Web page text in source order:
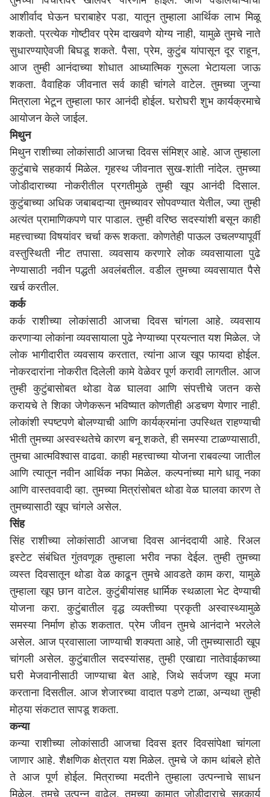
आशीर्वाद घेऊन घराबाहेर पडा, यातून तुम्हाला आर्थिक लाभ मिळू
शकतो. प्रत्येक गोष्टीवर प्रेम दाखवणे योग्य नाही, यामुळे तुमचे नाते
सुधारण्याऐवजी बिघडू शकते. पैसा, प्रेम, कुटुंब यांपासून दूर राहून,
आज तुम्ही आनंदाच्या शोधात आध्यात्मिक गुरूला भेटायला जाऊ
शकता. वैवाहिक जीवनात सर्व काही चांगले वाटेल. तुमच्या जुन्या
मित्राला भेटून तुम्हाला फार आनंदी होईल. घरोघरी शुभ कार्यक्रमाचे
आयोजन केले जाईल.
मिथुन
मिथुन राशीच्या लोकांसाठी आजचा दिवस संमिश्र आहे. आज तुम्हाला
कुटुंबाचे सहकार्य मिळेल. गृहस्थ जीवनात सुख-शांती नांदेल. तुमच्या
जोडीदाराच्या नोकरीतील प्रगतीमुळे तुम्ही खूप आनंदी दिसाल.
कुटुंबाच्या अधिक जबाबदाऱ्या तुमच्यावर सोपवण्यात येतील, ज्या तुम्ही
अत्यंत प्रामाणिकपणे पार पाडाल. तुम्ही वरिष्ठ सदस्यांशी बसून काही
महत्त्वाच्या विषयांवर चर्चा करू शकता. कोणतेही पाऊल उचलण्यापूर्वी
वस्तुस्थिती नीट तपासा. व्यवसाय करणारे लोक व्यवसायाला पुढे
नेण्यासाठी नवीन पद्धती अवलंबतील. वडील तुमच्या व्यवसायात पैसे
खर्च करतील.
कर्क
कर्क राशीच्या लोकांसाठी आजचा दिवस चांगला आहे. व्यवसाय
करणाऱ्या लोकांना व्यवसायाला पुढे नेण्याच्या प्रयत्नात यश मिळेल. जे
लोक भागीदारीत व्यवसाय करतात, त्यांना आज खूप फायदा होईल.
नोकरदारांना नोकरीत दिलेली कामे वेळेवर पूर्ण करावी लागतील. आज
तुम्ही कुटुंबासोबत थोडा वेळ घालवा आणि संपत्तीचे जतन कसे
करायचे ते शिका जेणेकरून भविष्यात कोणतीही अडचण येणार नाही.
लोकांशी स्पष्टपणे बोलण्याची आणि कार्यक्रमांना उपस्थित राहण्याची
भीती तुमच्या अस्वस्थतेचे कारण बनू शकते, ही समस्या टाळण्यासाठी,
तुमचा आत्मविश्वास वाढवा. काही महत्त्वाच्या योजना राबवल्या जातील
आणि त्यातून नवीन आर्थिक नफा मिळेल. कल्पनांच्या मागे धावू नका
आणि वास्तववादी व्हा. तुमच्या मित्रांसोबत थोडा वेळ घालवा कारण ते
तुमच्यासाठी खूप चांगले असेल.
सिंह
सिंह राशीच्या लोकांसाठी आजचा दिवस आनंददायी आहे. रिअल
इस्टेट संबंधित गुंतवणूक तुम्हाला भरीव नफा देईल. तुम्ही तुमच्या
व्यस्त दिवसातून थोडा वेळ काढून तुमचे आवडते काम करा, यामुळे
तुम्हाला खूप छान वाटेल. कुटुंबीयांसह धार्मिक स्थळाला भेट देण्याची
योजना करा. कुटुंबातील वृद्ध व्यक्तीच्या प्रकृती अस्वास्थ्यामुळे
समस्या निर्माण होऊ शकतात. प्रेम जीवन तुमचे आनंदाने भरलेले
असेल. आज प्रवासाला जाण्याची शक्यता आहे, जी तुमच्यासाठी खूप
चांगली असेल. कुटुंबातील सदस्यांसह, तुम्ही एखाद्या नातेवाईकाच्या
घरी मेजवानीसाठी जाण्याचा बेत आहे, जिथे सर्वजण खूप मजा
करताना दिसतील. आज शेजारच्या वादात पडणे टाळा, अन्यथा तुम्ही
मोठ्या संकटात सापडू शकता.
कन्या
कन्या राशीच्या लोकांसाठी आजचा दिवस इतर दिवसांपेक्षा चांगला
जाणार आहे. शैक्षणिक क्षेत्रात यश मिळेल. तुमचे जे काम थांबले होते
ते आज पूर्ण होईल. मित्राच्या मदतीने तुम्हाला उत्पन्नाचे साधन
मिळेल. तुमचे उत्पन्न वाढेल. तुमच्या कामात जोडीदाराचे सहकार्य